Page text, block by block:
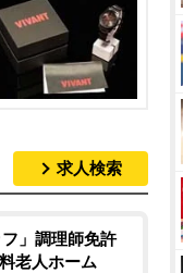
求人検索
フ」調理師免許
老人ホーム